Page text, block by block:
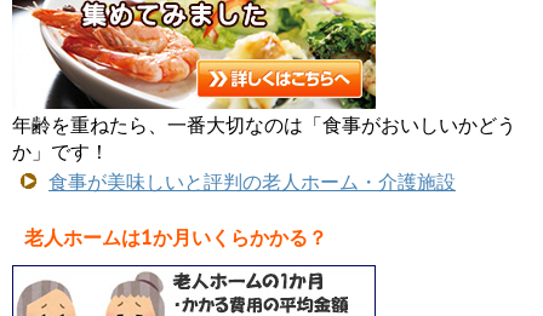
年齢を重ねたら、一番大切なのは「食事がおいしいかどう
か」です！
食事が美味しいと評判の老人ホーム・介護施設
老人ホームは1か月いくらかかる？